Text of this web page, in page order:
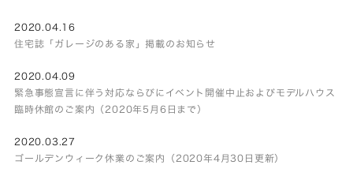
2020.04.16
住宅誌「ガレージのある家」掲載のお知らせ
2020.04.09
緊急事態宣言に伴う対応ならびにイベント開催中止およびモデルハウス
臨時休館のご案内（2020年5月6日まで）
2020.03.27
ゴールデンウィーク休業のご案内（2020年4月30日更新）